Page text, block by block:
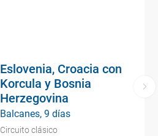
Eslovenia, Croacia con
Korcula y Bosnia
Herzegovina
Balcanes, 9 días
Circuito clásico